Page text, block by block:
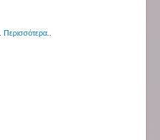
Περισσότερα